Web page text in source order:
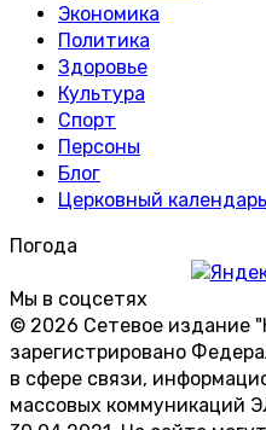
Экономика
Политика
Здоровье
Культура
Спорт
Персоны
Блог
Церковный календарь
Погода
Мы в соцсетях
© 2026 Сетевое издание
зарегистрировано
в сфере связи,
массовых коммуникаций